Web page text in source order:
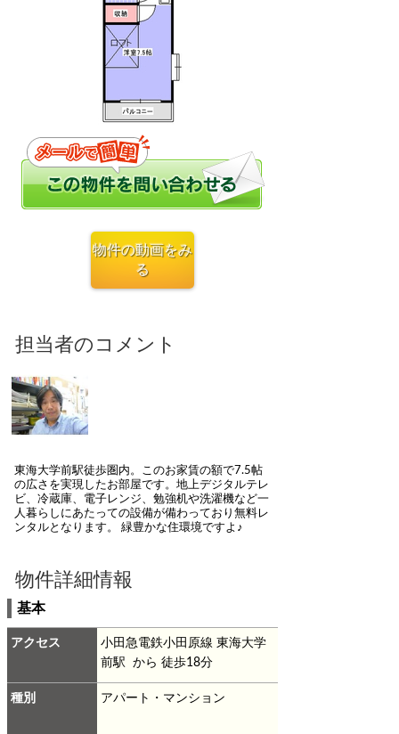
東海大学前駅徒歩圏内。このお家賃の額で7.5帖
の広さを実現したお部屋です。地上デジタルテレ
ビ、冷蔵庫、電子レンジ、勉強机や洗濯機など一
人暮らしにあたっての設備が備わっており無料レ
ンタルとなります。
緑豊かな住環境ですよ♪
物件詳細情報
基本
アクセス
小田急電鉄小田原線 東海大学
前駅 から 徒歩18分
種別 アパート・マンション